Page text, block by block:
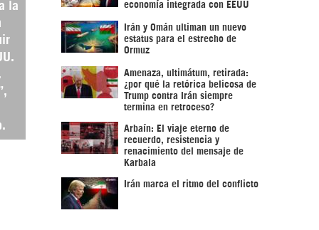
la economía integrada con EEUU
Irán y Omán ultiman un nuevo
estatus para el estrecho de
Ormuz
Amenaza, ultimátum, retirada:
¿por qué la retórica belicosa de
Trump contra Irán siempre
termina en retroceso?
Arbaín: El viaje eterno de
recuerdo, resistencia y
renacimiento del mensaje de
Karbala
Irán marca el ritmo del conflicto